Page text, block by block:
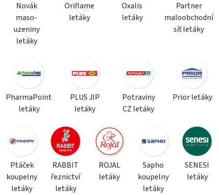
Novák
maso-
uzeniny
letáky
Oriflame
letáky
Oxalis
letáky
Partner
maloobchodní
síť letáky
PharmaPoint
letáky
PLUS JIP
letáky
Potraviny
CZ letáky
Prior letáky
Ptáček
koupelny
letáky
RABBIT
řeznictví
letáky
ROJAL
letáky
Sapho
koupelny
letáky
SENESI
letáky